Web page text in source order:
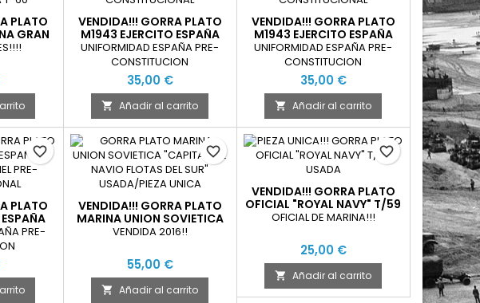
PLATO
GRAN
60
VENDIDA!!! GORRA PLATO
M1943 EJERCITO ESPAÑA
ALFEREZ PRE-
CONSTITUCIONAL
UNIFORMIDAD ESPAÑA PRE-
CONSTITUCION
35,00 €
 Añadir al carrito
VENDIDA!!! GORRA PLATO
M1943 EJERCITO ESPAÑA
ALFEREZ PRE-
CONSTITUCIONAL
UNIFORMIDAD ESPAÑA PRE-
CONSTITUCION
35,00 €
 Añadir al carrito
PLATO
PRE-
PRE-
favorite_border
VENDIDA!!! GORRA PLATO
MARINA UNION SOVIETICA
"CAPITAN DE NAVIO FLOTAS
VENDIDA 2016!!
55,00 €
 Añadir al carrito
favorite_border
VENDIDA!!! GORRA PLATO
OFICIAL "ROYAL NAVY" T/59
USADA
OFICIAL DE MARINA!!!
25,00 €
 Añadir al carrito
favorite_border